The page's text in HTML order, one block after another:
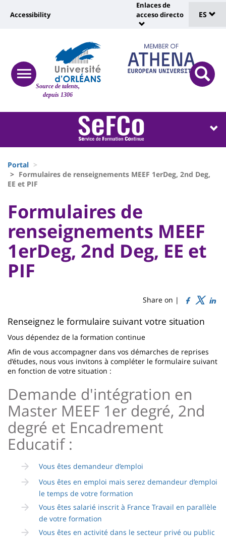
Site
Source de talents,
depuis 1306
Recherche
responsive
menu
button
Université
vers
page
accessibilité
Accessibility
:
Shortcut
links
Enlaces de
acceso directo
de
ES
Block
liste
des
composantes
d'Ariane
Portal
Formulaires de renseignements MEEF 1erDeg, 2nd Deg,
EE et PIF
University
:
Sidebar
University
:
Main
content
Titre
de
page
Formulaires de
renseignements MEEF
1erDeg, 2nd Deg, EE et
PIF
Share on |
Contenu
de
la
page
principale
Renseignez le formulaire suivant votre situation
Vous dépendez de la formation continue
Afin de vous accompagner dans vos démarches de reprises
d’études, nous vous invitons à compléter le formulaire suivant
en fonction de votre situation :
Demande d'intégration en
Master MEEF 1er degré, 2nd
degré et Encadrement
Educatif :
Vous êtes demandeur d’emploi
Vous êtes en emploi mais serez demandeur d’emploi
le temps de votre formation
Vous êtes salarié inscrit à France Travail en parallèle
de votre formation
Vous êtes en activité dans le secteur privé ou public